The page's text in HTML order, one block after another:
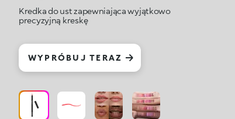
Kredka do ust zapewniająca wyjątkowo
precyzyjną kreskę
WYPRÓBUJ TERAZ